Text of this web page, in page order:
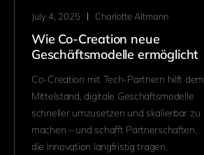
July 4, 2025 Charlotte Altmann
Wie Co-Creation neue
Geschäftsmodelle ermöglicht
Co-Creation mit Tech-Partnern hilft dem
Mittelstand, digitale Geschäftsmodelle
schneller umzusetzen und skalierbar zu
machen – und schafft Partnerschaften,
die Innovation langfristig tragen.